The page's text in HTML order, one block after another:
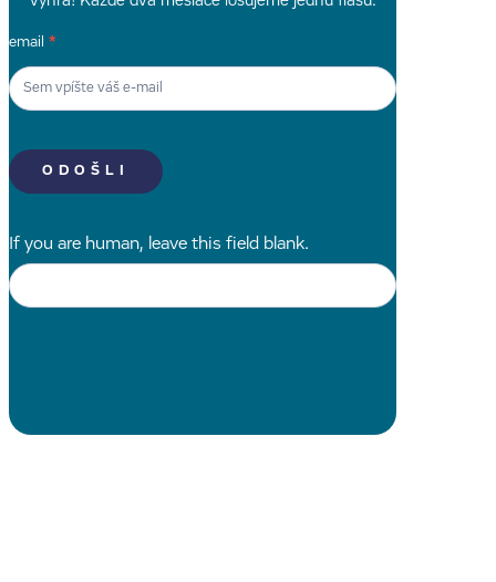
Newsletter
Signup
SK
email *
ODOŠLI
If you are human, leave this field blank.